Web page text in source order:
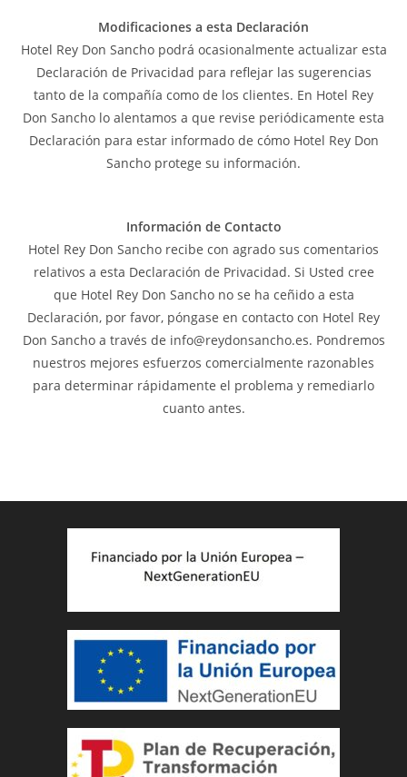
Modificaciones a esta Declaración
Hotel Rey Don Sancho podrá ocasionalmente actualizar esta
Declaración de Privacidad para reflejar las sugerencias
tanto de la compañía como de los clientes. En Hotel Rey
Don Sancho lo alentamos a que revise periódicamente esta
Declaración para estar informado de cómo Hotel Rey Don
Sancho protege su información.
Información de Contacto
Hotel Rey Don Sancho recibe con agrado sus comentarios
relativos a esta Declaración de Privacidad. Si Usted cree
que Hotel Rey Don Sancho no se ha ceñido a esta
Declaración, por favor, póngase en contacto con Hotel Rey
Don Sancho a través de info@reydonsancho.es. Pondremos
nuestros mejores esfuerzos comercialmente razonables
para determinar rápidamente el problema y remediarlo
cuanto antes.